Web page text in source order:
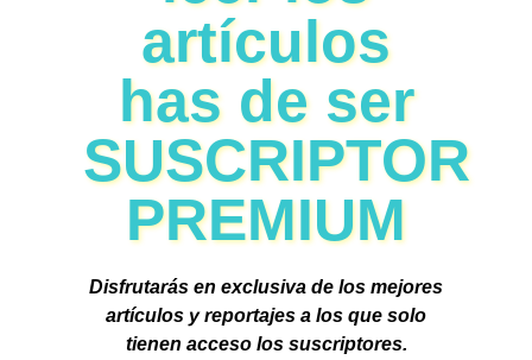
artículos
has de ser
SUSCRIPTOR
PREMIUM
Disfrutarás en exclusiva de los mejores
artículos y reportajes a los que solo
tienen acceso los suscriptores.